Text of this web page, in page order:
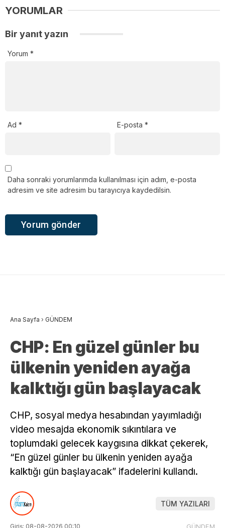
YORUMLAR
Bir yanıt yazın
Yorum *
Ad * E-posta*
Daha sonraki yorumlarımda kullanılması için adım, e-posta
adresim ve site adresim bu tarayıcıya kaydedilsin.
Ana Sayfa › GÜNDEM
CHP: En güzel günler bu
ülkenin yeniden ayağa
kalktığı gün başlayacak
CHP, sosyal medya hesabından yayımladığı
video mesajda ekonomik sıkıntılara ve
toplumdaki gelecek kaygısına dikkat çekerek,
“En güzel günler bu ülkenin yeniden ayağa
kalktığı gün başlayacak” ifadelerini kullandı.
TÜM YAZILARI
Giriş: 08-08-2026 00:10